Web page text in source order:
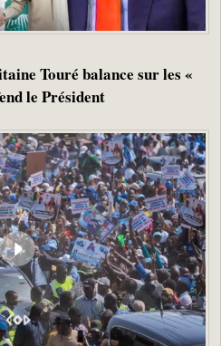
Touré balance sur les «
le Président